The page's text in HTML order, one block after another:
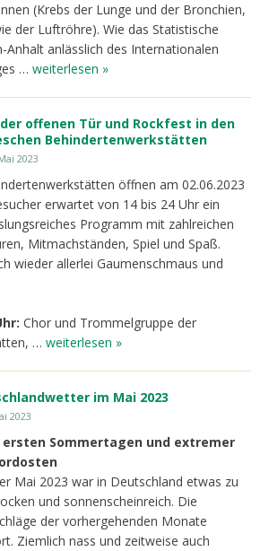
(Krebs der Lunge und der Bronchien,
der Luftröhre). Wie das Statistische
Anhalt anlässlich des Internationalen
… weiterlesen »
offenen Tür und Rockfest in den
Behindertenwerkstätten
2023
öffnen am 02.06.2023
erwartet von 14 bis 24 Uhr ein
Programm mit zahlreichen
Mitmachständen, Spiel und Spaß.
wieder allerlei Gaumenschmaus und
Chor und Trommelgruppe der
… weiterlesen »
im Mai 2023
2023
Sommertagen und extremer
Mai 2023 war in Deutschland etwas zu
und sonnenscheinreich. Die
der vorhergehenden Monate
Ziemlich nass und zeitweise auch